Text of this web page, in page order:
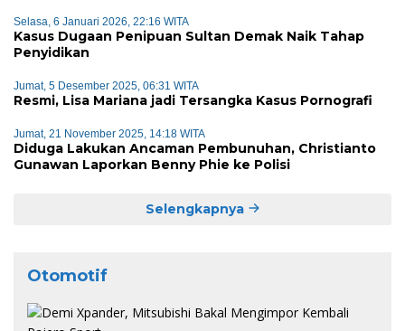
Selasa, 6 Januari 2026, 22:16 WITA
Kasus Dugaan Penipuan Sultan Demak Naik Tahap
Penyidikan
Jumat, 5 Desember 2025, 06:31 WITA
Resmi, Lisa Mariana jadi Tersangka Kasus Pornografi
Jumat, 21 November 2025, 14:18 WITA
Diduga Lakukan Ancaman Pembunuhan, Christianto
Gunawan Laporkan Benny Phie ke Polisi
Selengkapnya
Otomotif